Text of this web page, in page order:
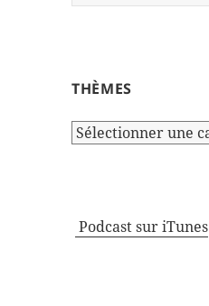
THÈMES
Thèmes
Podcast sur iTunes